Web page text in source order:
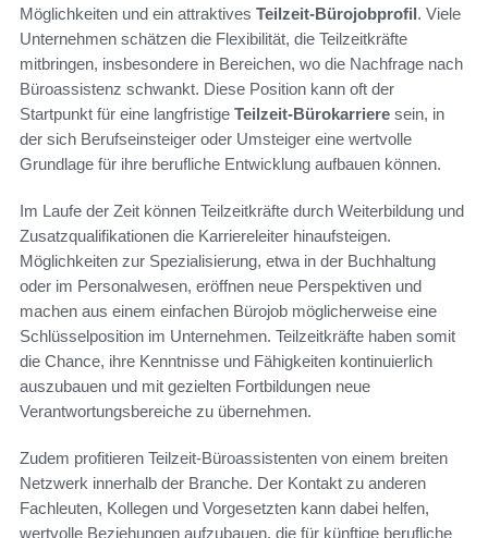
Möglichkeiten und ein attraktives Teilzeit-Bürojobprofil. Viele
Unternehmen schätzen die Flexibilität, die Teilzeitkräfte
mitbringen, insbesondere in Bereichen, wo die Nachfrage nach
Büroassistenz schwankt. Diese Position kann oft der
Startpunkt für eine langfristige Teilzeit-Bürokarriere sein, in
der sich Berufseinsteiger oder Umsteiger eine wertvolle
Grundlage für ihre berufliche Entwicklung aufbauen können.
Im Laufe der Zeit können Teilzeitkräfte durch Weiterbildung und
Zusatzqualifikationen die Karriereleiter hinaufsteigen.
Möglichkeiten zur Spezialisierung, etwa in der Buchhaltung
oder im Personalwesen, eröffnen neue Perspektiven und
machen aus einem einfachen Bürojob möglicherweise eine
Schlüsselposition im Unternehmen. Teilzeitkräfte haben somit
die Chance, ihre Kenntnisse und Fähigkeiten kontinuierlich
auszubauen und mit gezielten Fortbildungen neue
Verantwortungsbereiche zu übernehmen.
Zudem profitieren Teilzeit-Büroassistenten von einem breiten
Netzwerk innerhalb der Branche. Der Kontakt zu anderen
Fachleuten, Kollegen und Vorgesetzten kann dabei helfen,
wertvolle Beziehungen aufzubauen, die für künftige berufliche